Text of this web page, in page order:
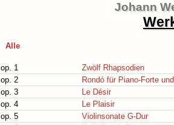
Johann
Alle
op. 1
Zwölf Rhapsodien
op. 2
Rondó für Piano-Forte
op. 3
Le Désir
op. 4
Le Plaisir
op. 5
Violinsonate G-Dur